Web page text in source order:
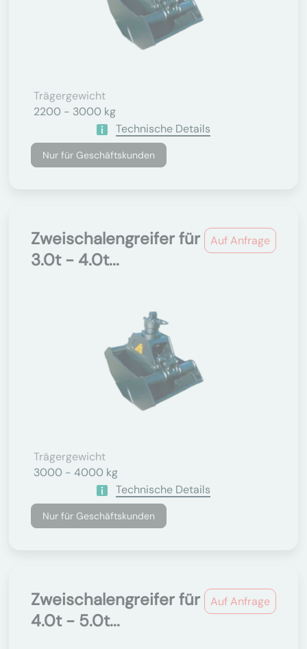
Trägergewicht
2200 - 3000 kg
Technische Details
Nur für Geschäftskunden
Auf Anfrage
Zweischalengreifer für
3.0t - 4.0t...
Trägergewicht
3000 - 4000 kg
Technische Details
Nur für Geschäftskunden
Auf Anfrage
Zweischalengreifer für
4.0t - 5.0t...